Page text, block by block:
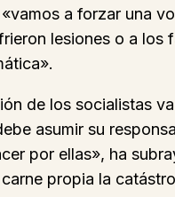
a forzar una
lesiones o a los
de los socialistas
asumir su
por ellas», ha
propia la